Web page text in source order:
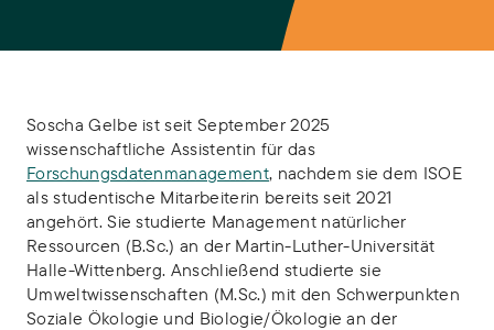
Soscha Gelbe ist seit September 2025
wissenschaftliche Assistentin für das
Forschungsdatenmanagement, nachdem sie dem ISOE
als studentische Mitarbeiterin bereits seit 2021
angehört. Sie studierte Management natürlicher
Ressourcen (B.Sc.) an der Martin-Luther-Universität
Halle-Wittenberg. Anschließend studierte sie
Umweltwissenschaften (M.Sc.) mit den Schwerpunkten
Soziale Ökologie und Biologie/Ökologie an der